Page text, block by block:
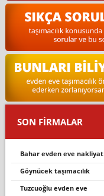
SON FİRMALAR
bahar evden eve nakli̇yat
göynücek taşimacilik
tuzcuoğlu evden eve